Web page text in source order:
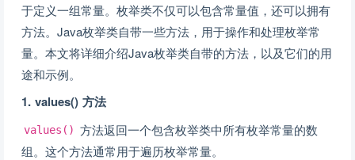
于定义一组常量。枚举类不仅可以包含常量值，还可以拥有
方法。Java枚举类自带一些方法，用于操作和处理枚举常
量。本文将详细介绍Java枚举类自带的方法，以及它们的用
途和示例。
1. values() 方法
values() 方法返回一个包含枚举类中所有枚举常量的数
组。这个方法通常用于遍历枚举常量。